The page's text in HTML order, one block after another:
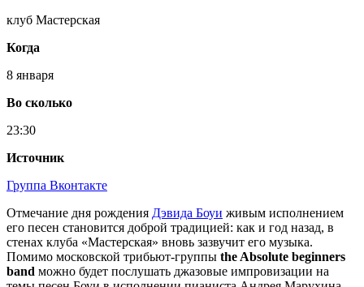
клуб Мастерская
Когда
8 января
Во сколько
23:30
Источник
Группа Вконтакте
Отмечание дня рождения Дэвида Боуи живым исполнением
его песен становится доброй традицией: как и год назад, в
стенах клуба «Мастерская» вновь зазвучит его музыка.
Помимо московской трибьют-группы the Absolute beginners
band можно будет послушать джазовые импровизации на